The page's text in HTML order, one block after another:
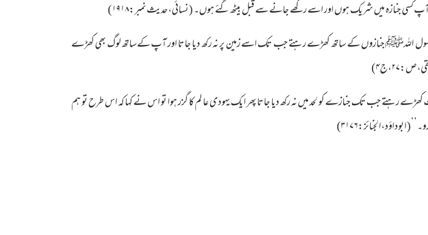
جنازہ میں شریک ہوں اور اسے رکھے جانے سے قبل بیٹھ گئے ہوں۔ (نسائی،حدیث نمبر:۱۹۱۸)
اللہﷺ جنازوں کے ساتھ کھڑے رہتے جب تک اسے زمین پر نہ رکھ دیا جاتا اور آپ کےساتھ لوگ بھی کھڑے
جب تک جنازے کو لحد میں نہ رکھ دیا جاتا پھر ایک یہودی عا لم کا گزر ہوا تو اس نے کہا کہ اس طرح تو ہم